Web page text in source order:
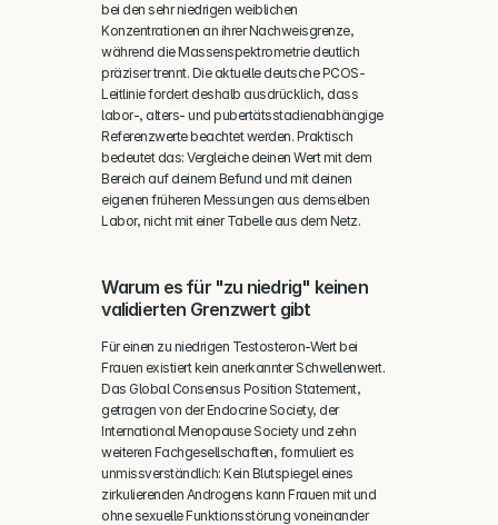
bei den sehr niedrigen weiblichen
Konzentrationen an ihrer Nachweisgrenze,
während die Massenspektrometrie deutlich
präziser trennt. Die aktuelle deutsche PCOS-
Leitlinie fordert deshalb ausdrücklich, dass
labor-, alters- und pubertätsstadienabhängige
Referenzwerte beachtet werden. Praktisch
bedeutet das: Vergleiche deinen Wert mit dem
Bereich auf deinem Befund und mit deinen
eigenen früheren Messungen aus demselben
Labor, nicht mit einer Tabelle aus dem Netz.
Warum es für "zu niedrig" keinen
validierten Grenzwert gibt
Für einen zu niedrigen Testosteron-Wert bei
Frauen existiert kein anerkannter Schwellenwert.
Das Global Consensus Position Statement,
getragen von der Endocrine Society, der
International Menopause Society und zehn
weiteren Fachgesellschaften, formuliert es
unmissverständlich: Kein Blutspiegel eines
zirkulierenden Androgens kann Frauen mit und
ohne sexuelle Funktionsstörung voneinander